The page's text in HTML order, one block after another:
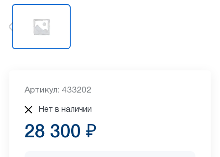
Артикул: 433202
Нет в наличии
28 300 ₽